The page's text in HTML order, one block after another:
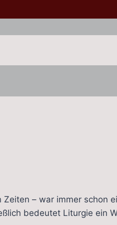
– war immer schon
bedeutet Liturgie ein